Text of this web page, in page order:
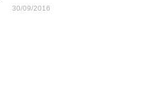
30/09/2016